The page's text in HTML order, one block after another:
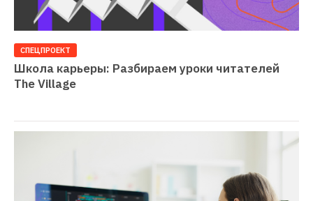
СПЕЦПРОЕКТ
Школа карьеры: Разбираем уроки читателей